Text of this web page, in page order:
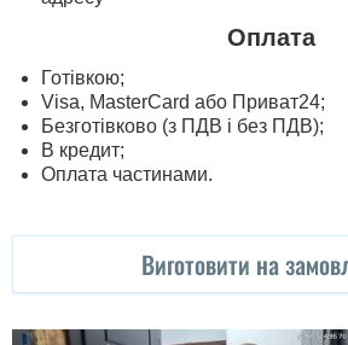
Оплата
Готівкою;
Visa, MasterСard або Приват24;
Безготівково (з ПДВ і без ПДВ);
В кредит;
Оплата частинами.
Виготовити на